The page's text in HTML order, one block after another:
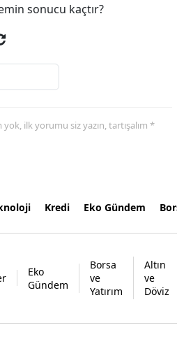
sonucu kaçtır?
ilk yorumu siz yazın, tartışalım *
Kredi Eko Gündem
Eko
Gündem
Borsa
ve
Yatırım
Altın
ve
Döviz